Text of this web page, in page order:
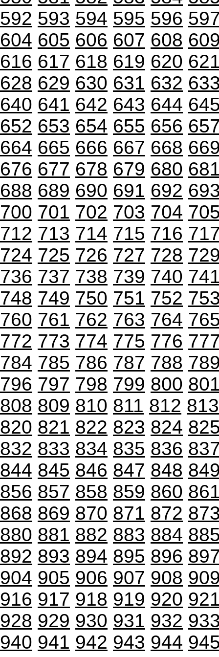
592 593 594 595 596
604 605 606 607 608
616 617 618 619 620
628 629 630 631 632
640 641 642 643 644
652 653 654 655 656
664 665 666 667 668
676 677 678 679 680
688 689 690 691 692
700 701 702 703 704
712 713 714 715 716
724 725 726 727 728
736 737 738 739 740
748 749 750 751 752
760 761 762 763 764
772 773 774 775 776
784 785 786 787 788
796 797 798 799 800
808 809 810 811 812 813
820 821 822 823 824
832 833 834 835 836
844 845 846 847 848
856 857 858 859 860
868 869 870 871 872
880 881 882 883 884
892 893 894 895 896
904 905 906 907 908
916 917 918 919 920
928 929 930 931 932
940 941 942 943 944